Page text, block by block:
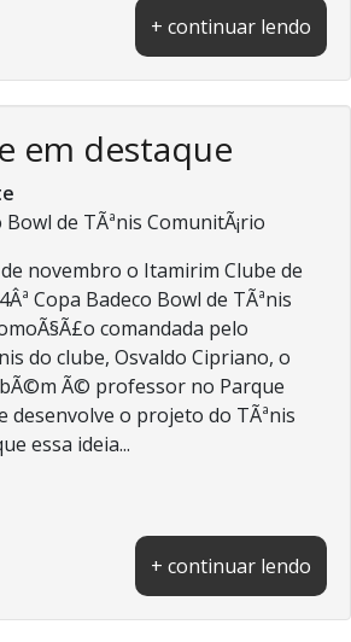
+ continuar lendo
em destaque
Bowl de TÃªnis ComunitÃ¡rio
novembro o Itamirim Clube de
Copa Badeco Bowl de TÃªnis
comandada pelo
do clube, Osvaldo Cipriano, o
Ã© professor no Parque
desenvolve o projeto do TÃªnis
essa ideia...
+ continuar lendo